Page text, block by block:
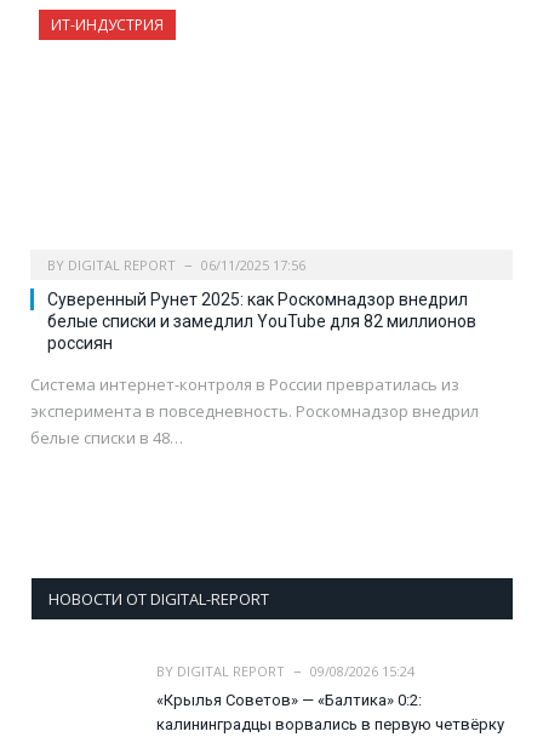
ИТ-ИНДУСТРИЯ
BY DIGITAL REPORT 06/11/2025 17:56
Суверенный Рунет 2025: как Роскомнадзор внедрил
белые списки и замедлил YouTube для 82 миллионов
россиян
Система интернет-контроля в России превратилась из
эксперимента в повседневность. Роскомнадзор внедрил
белые списки в 48…
НОВОСТИ ОТ DIGITAL-REPORT
BY DIGITAL REPORT
09/08/2026 15:24
«Крылья Советов» — «Балтика» 0:2:
калининградцы ворвались в первую четвёрку